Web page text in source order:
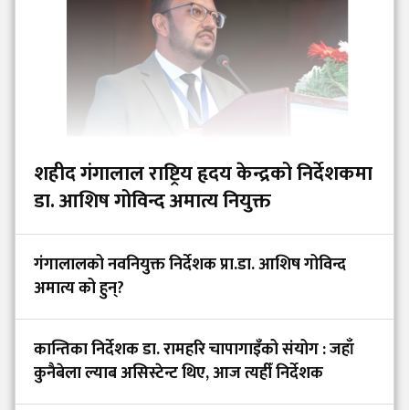
शहीद गंगालाल राष्ट्रिय हृदय केन्द्रको निर्देशकमा
डा. आशिष गोविन्द अमात्य नियुक्त
गंगालालको नवनियुक्त निर्देशक प्रा.डा. आशिष गोविन्द
अमात्य को हुन्?
कान्तिका निर्देशक डा. रामहरि चापागाइँको संयोग : जहाँ
कुनैबेला ल्याब असिस्टेन्ट थिए, आज त्यहीँ निर्देशक